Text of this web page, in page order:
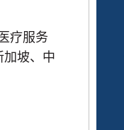
疗服务
坡、中